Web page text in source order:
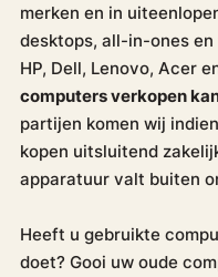
merken en in
desktops, all-in-ones
HP, Dell, Lenovo, Acer
computers verkopen
partijen komen wij
kopen uitsluitend
apparatuur valt buiten
Heeft u gebruikte
doet? Gooi uw oude